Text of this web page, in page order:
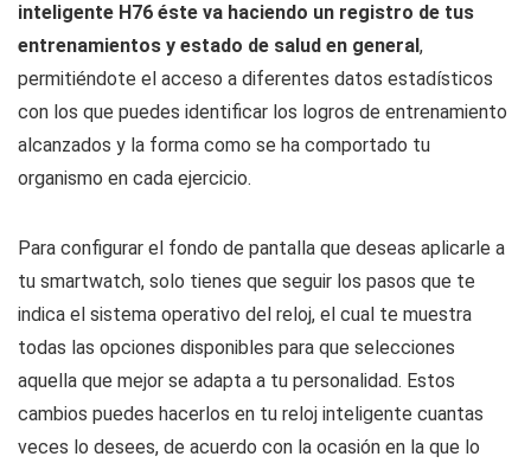
inteligente H76 éste va haciendo un registro de tus
entrenamientos y estado de salud en general ,
permitiéndote el acceso a diferentes datos estadísticos
con los que puedes identificar los logros de entrenamiento
alcanzados y la forma como se ha comportado tu
organismo en cada ejercicio.
Para configurar el fondo de pantalla que deseas aplicarle a
tu smartwatch, solo tienes que seguir los pasos que te
indica el sistema operativo del reloj, el cual te muestra
todas las opciones disponibles para que selecciones
aquella que mejor se adapta a tu personalidad. Estos
cambios puedes hacerlos en tu reloj inteligente cuantas
veces lo desees, de acuerdo con la ocasión en la que lo